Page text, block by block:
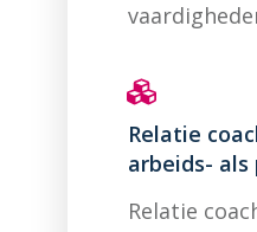
Relatie
arbeids-
Relatie